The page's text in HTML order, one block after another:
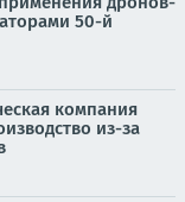
50-й
компания
из-за